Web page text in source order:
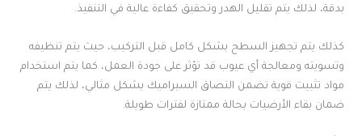
بدقة، لذلك يتم تقليل الهدر وتحقيق كفاءة عالية في التنفيذ.
كذلك يتم تجهيز السطح بشكل كامل قبل التركيب، حيث يتم تنظيفه
وتسويته ومعالجة أي عيوب قد تؤثر على جودة العمل، كما يتم استخدام
مواد تثبيت قوية تضمن التصاق السيراميك بشكل مثالي، لذلك يتم
ضمان بقاء الأرضيات بحالة ممتازة لفترات طويلة.